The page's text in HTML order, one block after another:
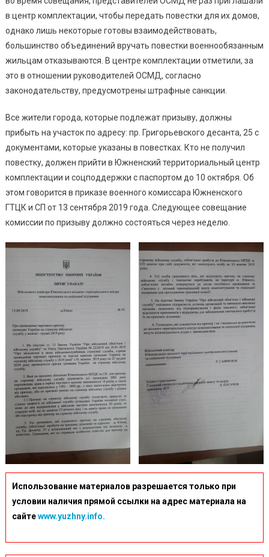
в центр комплектации, чтобы передать повестки для их домов,
однако лишь некоторые готовы взаимодействовать,
большинство объединений вручать повестки военнообязанным
жильцам отказываются. В центре комплектации отметили, за
это в отношении руководителей ОСМД, согласно
законодательству, предусмотрены штрафные санкции.
Все жители города, которые подлежат призыву, должны
прибыть на участок по адресу: пр. Григорьевского десанта, 25 с
документами, которые указаны в повестках. Кто не получил
повестку, должен прийти в Южненский территориальный центр
комплектации и соцподдержки с паспортом до 10 октября. Об
этом говорится в приказе военного комиссара Южненского
ГТЦК и СП от 13 сентября 2019 года. Следующее совещание
комиссии по призыву должно состояться через неделю.
Использование материалов разрешается только при
условии наличия прямой ссылки на адрес материала на
сайтеwww.yuzhny.info.